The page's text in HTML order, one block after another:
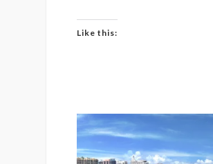
Like this: